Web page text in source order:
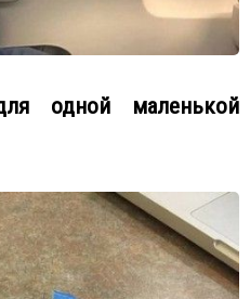
одной маленькой